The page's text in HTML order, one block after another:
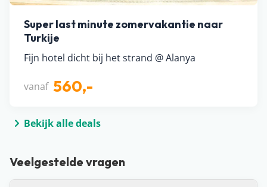
Super last minute zomervakantie naar
Turkije
Fijn hotel dicht bij het strand @ Alanya
vanaf 560,-
Bekijk alle deals
Veelgestelde vragen